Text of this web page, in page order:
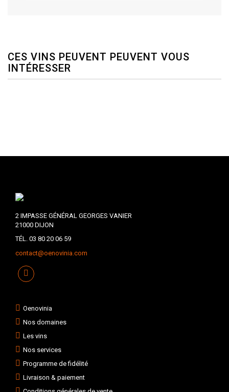
CES VINS PEUVENT PEUVENT VOUS
INTÉRESSER
2 IMPASSE GÉNÉRAL GEORGES VANIER
21000 DIJON
TÉL. 03 80 20 06 59
contact@oenovinia.com
Oenovinia
Nos domaines
Les vins
Nos services
Programme de fidélité
Livraison & paiement